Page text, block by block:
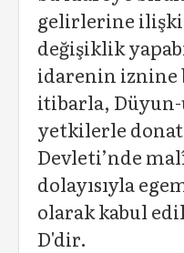
gelirlerine
değişiklik
idarenin iznine
itibarla,
yetkilerle
Devleti’nde
dolayısıyla
olarak kabul
D'dir.